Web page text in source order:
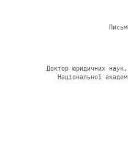
Доктор юридичних
Національної